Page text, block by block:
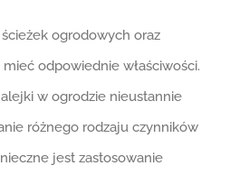
ścieżek ogrodowych oraz
odpowiednie właściwości.
w ogrodzie nieustannie
różnego rodzaju czynników
jest zastosowanie